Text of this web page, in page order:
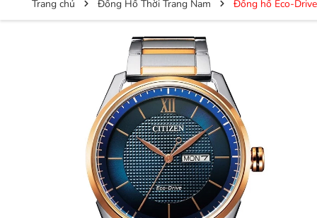
Trang chủ Đồng Hồ Thời Trang Nam Đồng hồ Eco-